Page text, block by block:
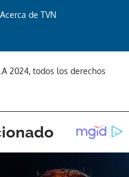
Acerca de TVN
2024, todos los derechos